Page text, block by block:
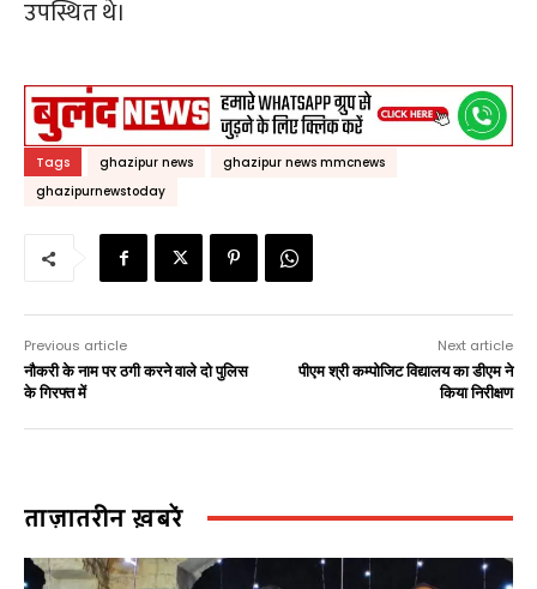
उपस्थित थे।
Tags ghazipur news
ghazipur news mmcnews
ghazipurnewstoday
Previous article
नौकरी के नाम पर ठगी करने वाले दो पुलिस
के गिरफ्त में
Next article
पीएम श्री कम्पोजिट विद्यालय का डीएम ने
किया निरीक्षण
ताज़ातरीन ख़बरें